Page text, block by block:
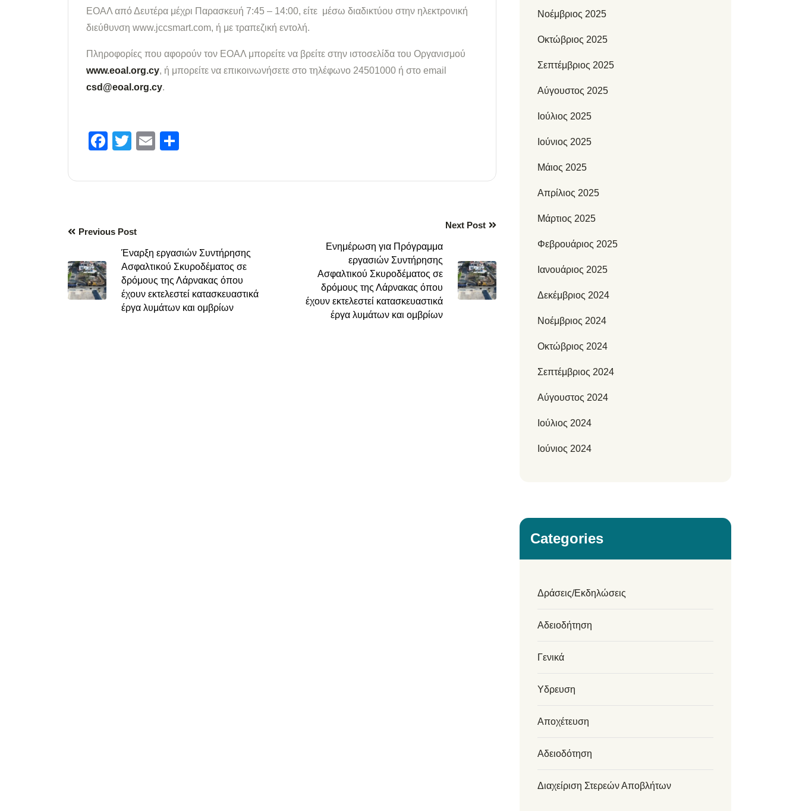
ΕΟΑΛ από Δευτέρα μέχρι Παρασκευή 7:45 – 14:00, είτε μέσω διαδικτύου στην ηλεκτρονική
διεύθυνση www.jccsmart.com, ή με τραπεζική εντολή.
Πληροφορίες που αφορούν τον ΕΟΑΛ μπορείτε να βρείτε στην ιστοσελίδα του Οργανισμού
www.eoal.org.cy, ή μπορείτε να επικοινωνήσετε στο τηλέφωνο 24501000 ή στο email
csd@eoal.org.cy.
Facebook
Twitter
Email
Previous Post
Έναρξη εργασιών Συντήρησης
Ασφαλτικού Σκυροδέματος σε
δρόμους της Λάρνακας όπου
έχουν εκτελεστεί κατασκευαστικά
έργα λυμάτων και ομβρίων
Next Post
Ενημέρωση για Πρόγραμμα
εργασιών Συντήρησης
Ασφαλτικού Σκυροδέματος σε
δρόμους της Λάρνακας όπου
έχουν εκτελεστεί κατασκευαστικά
έργα λυμάτων και ομβρίων
Νοέμβριος 2025
Οκτώβριος 2025
Σεπτέμβριος 2025
Αύγουστος 2025
Ιούλιος 2025
Ιούνιος 2025
Μάιος 2025
Απρίλιος 2025
Μάρτιος 2025
Φεβρουάριος 2025
Ιανουάριος 2025
Δεκέμβριος 2024
Νοέμβριος 2024
Οκτώβριος 2024
Σεπτέμβριος 2024
Αύγουστος 2024
Ιούλιος 2024
Ιούνιος 2024
Categories
Δράσεις/Εκδηλώσεις
Αδειοδήτηση
Γενικά
Υδρευση
Αποχέτευση
Αδειοδότηση
Διαχείριση Στερεών Αποβλήτων